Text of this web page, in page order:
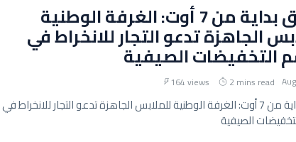
ينطلق بداية من 7 أوت: الغرفة الوطنية
الجاهزة تدعو التجار للانخراط في
التخفيضات الصيفية
2 mins read
164 views
ينطلق بداية من 7 أوت: الغرفة الوطنية للملابس الجاهزة تدعو التجار للانخراط في
الصيفية